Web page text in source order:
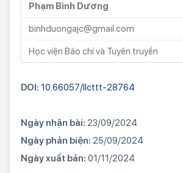
Phạm Bình Dương
binhduongajc@gmail.com
Học viện Báo chí và Tuyên truyền
DOI: 10.66057/llcttt-28764
Ngày nhận bài: 23/09/2024
Ngày phản biện: 25/09/2024
Ngày xuất bản: 01/11/2024